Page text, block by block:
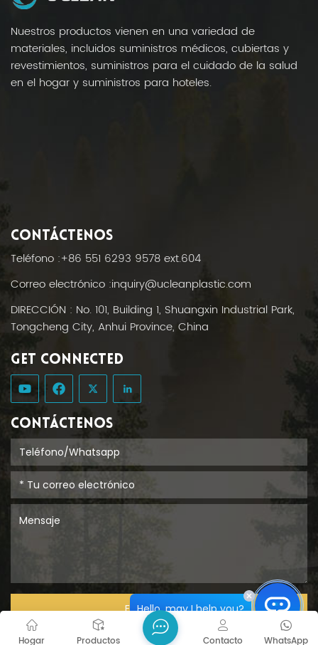
Nuestros productos vienen en una variedad de
materiales, incluidos suministros médicos, cubiertas y
revestimientos, suministros para el cuidado de la salud
en el hogar y suministros para hoteles.
CONTÁCTENOS
Teléfono :+86 551 6293 9578 ext.604
Correo electrónico :inquiry@ucleanplastic.com
DIRECCIÓN : No. 101, Building 1, Shuangxin Industrial Park,
Tongcheng City, Anhui Province, China
GET CONNECTED
CONTÁCTENOS
ENTREGAR
Hogar Productos WhatsApp
Contacto
Hello, may I help you?